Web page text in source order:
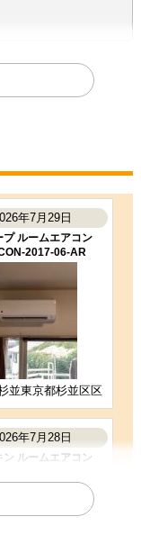
度 ★★★☆☆
年7月29日
プ ルームエアコン
2017-06-AR
並東京都杉並区区
年7月28日
ン ルームエアコン